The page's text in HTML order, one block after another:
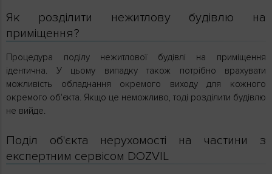
Як розділити нежитлову будівлю на
приміщення?
Процедура поділу нежитлової будівлі на приміщення
ідентична. У цьому випадку також потрібно врахувати
можливість обладнання окремого виходу для кожного
окремого об'єкта. Якщо це неможливо, тоді розділити будівлю
не вийде.
Поділ об'єкта нерухомості на частини з
експертним сервісом DOZVIL